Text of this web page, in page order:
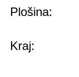
Plošina:
Kraj: